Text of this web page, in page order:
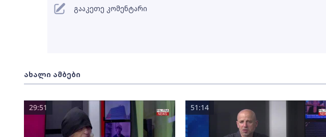
ახალი ამბები
29:51 51:14
გააკეთე კომენტარი